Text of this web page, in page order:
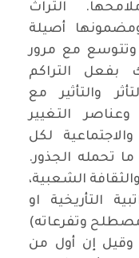
التراث
ومضمونها أصيلة
وتتوسع مع مرور
بفعل التراكم
والتأثير مع
التغيير
لكل
تحمله الجذور.
الشعبية،
التأريخية او
مصطلح وتفرعاته)
وقيل إن أول من